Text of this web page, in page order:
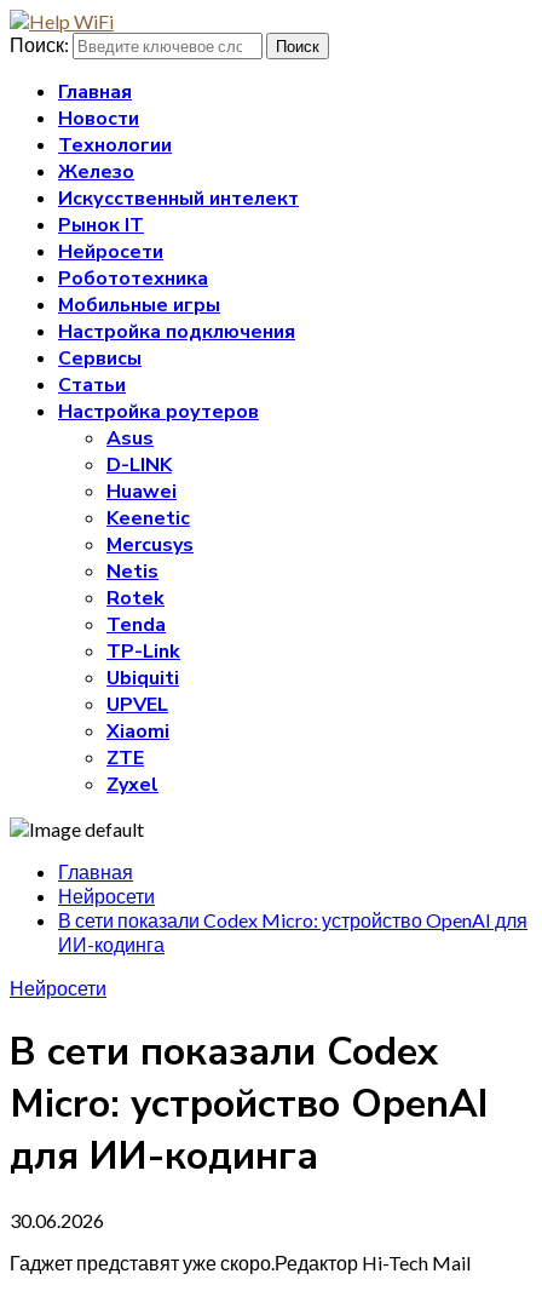
Поиск: Поиск
Главная
Новости
Технологии
Железо
Искусственный интелект
Рынок IT
Нейросети
Робототехника
Мобильные игры
Настройка подключения
Сервисы
Статьи
Настройка роутеров
Asus
D-LINK
Huawei
Keenetic
Mercusys
Netis
Rotek
Tenda
TP-Link
Ubiquiti
UPVEL
Xiaomi
ZTE
Zyxel
Главная
Нейросети
В сети показали Codex Micro: устройство OpenAI для
ИИ-кодинга
Нейросети
В сети показали Codex
Micro: устройство OpenAI
для ИИ-кодинга
30.06.2026
Гаджет представят уже скоро.Редактор Hi-Tech Mail